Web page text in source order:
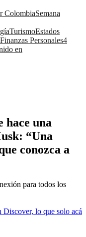
ColombiaSemana
TurismoEstados
Finanzas Personales4
en
hace una
“Una
conozca a
para todos los
Discover, lo que solo acá